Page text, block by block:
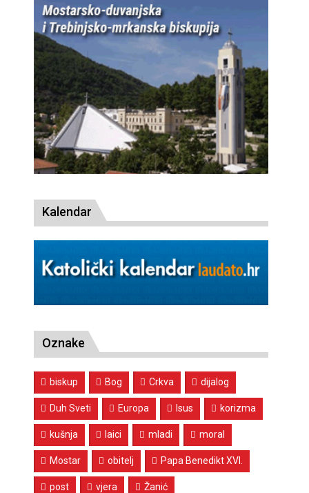
Kalendar
Oznake
biskup Bog Crkva dijalog
Duh Sveti Europa Isus korizma
kušnja laici mladi moral
Mostar obitelj Papa Benedikt XVI.
post vjera Žanić